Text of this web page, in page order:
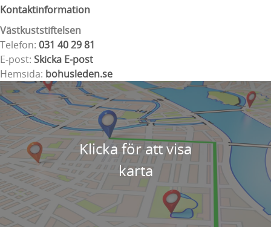
Kontaktinformation
Västkuststiftelsen
Telefon: 031 40 29 81
E-post: Skicka E-post
Hemsida: bohusleden.se
Klicka för att visa
karta